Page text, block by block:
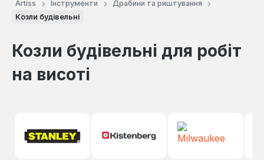
Artiss Інструменти
Драбини та риштування
Козли будівельні
Козли будівельні для робіт
на висоті